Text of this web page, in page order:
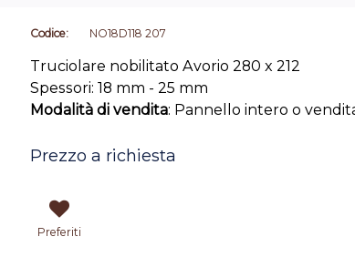
Codice: NO18D118 207
Truciolare nobilitato Avorio 280 x 212
Spessori: 18 mm - 25 mm
Modalità di vendita: Pannello intero o
Prezzo a richiesta
Preferiti